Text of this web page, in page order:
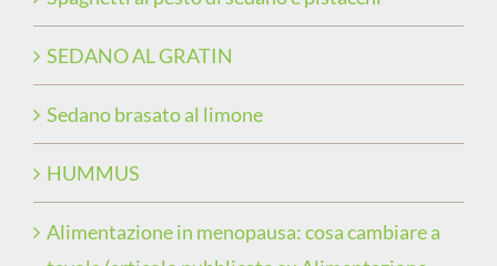
SEDANO AL GRATIN
Sedano brasato al limone
HUMMUS
Alimentazione in menopausa: cosa cambiare a